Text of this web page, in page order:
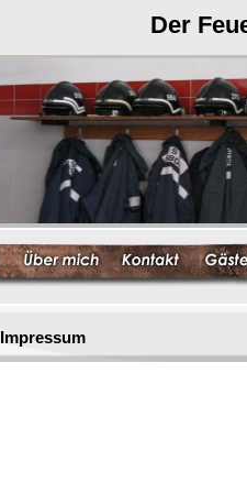
Der
Impressum